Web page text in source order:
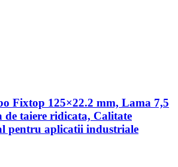
Fixtop 125×22.2 mm, Lama 7,5
de taiere ridicata, Calitate
pentru aplicatii industriale